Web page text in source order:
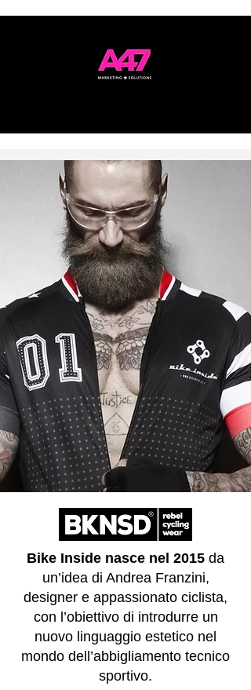
Bike Inside nasce nel 2015 da
un’idea di Andrea Franzini,
designer e appassionato ciclista,
con l’obiettivo di introdurre un
nuovo linguaggio estetico nel
mondo dell’abbigliamento tecnico
sportivo.